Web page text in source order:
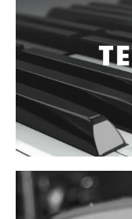
Bombos
Platillos
Baquetas, mazos y
Pergaminos
Guiros
Vientos
Accesorios